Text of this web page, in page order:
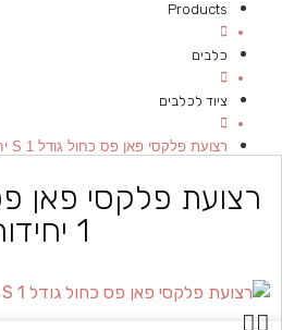
Products
כלבים
ציוד לכלבים
רצועת פלקסי פאן פס כחול גודל S 1 יחידות
1 יחידות